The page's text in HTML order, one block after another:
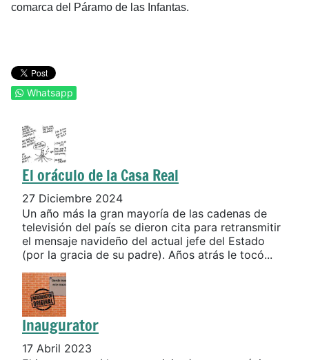
comarca del Páramo de las Infantas.
Whatsapp
El oráculo de la Casa Real
27 Diciembre 2024
Un año más la gran mayoría de las cadenas de
televisión del país se dieron cita para retransmitir
el mensaje navideño del actual jefe del Estado
(por la gracia de su padre). Años atrás le tocó...
Inaugurator
17 Abril 2023